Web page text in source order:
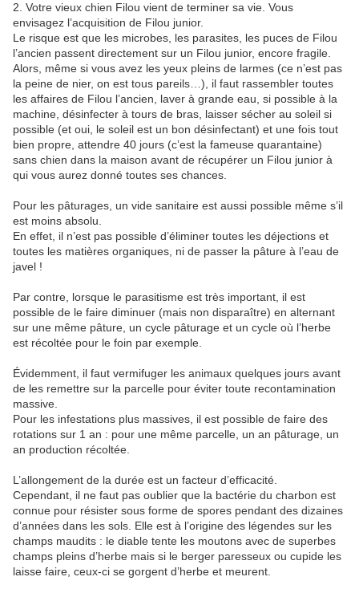
2. Votre vieux chien Filou vient de terminer sa vie. Vous
envisagez l’acquisition de Filou junior.
Le risque est que les microbes, les parasites, les puces de Filou
l’ancien passent directement sur un Filou junior, encore fragile.
Alors, même si vous avez les yeux pleins de larmes (ce n’est pas
la peine de nier, on est tous pareils…), il faut rassembler toutes
les affaires de Filou l’ancien, laver à grande eau, si possible à la
machine, désinfecter à tours de bras, laisser sécher au soleil si
possible (et oui, le soleil est un bon désinfectant) et une fois tout
bien propre, attendre 40 jours (c’est la fameuse quarantaine)
sans chien dans la maison avant de récupérer un Filou junior à
qui vous aurez donné toutes ses chances.
Pour les pâturages, un vide sanitaire est aussi possible même s’il
est moins absolu.
En effet, il n’est pas possible d’éliminer toutes les déjections et
toutes les matières organiques, ni de passer la pâture à l’eau de
javel !
Par contre, lorsque le parasitisme est très important, il est
possible de le faire diminuer (mais non disparaître) en alternant
sur une même pâture, un cycle pâturage et un cycle où l’herbe
est récoltée pour le foin par exemple.
Évidemment, il faut vermifuger les animaux quelques jours avant
de les remettre sur la parcelle pour éviter toute recontamination
massive.
Pour les infestations plus massives, il est possible de faire des
rotations sur 1 an : pour une même parcelle, un an pâturage, un
an production récoltée.
L’allongement de la durée est un facteur d’efficacité.
Cependant, il ne faut pas oublier que la bactérie du charbon est
connue pour résister sous forme de spores pendant des dizaines
d’années dans les sols. Elle est à l’origine des légendes sur les
champs maudits : le diable tente les moutons avec de superbes
champs pleins d’herbe mais si le berger paresseux ou cupide les
laisse faire, ceux-ci se gorgent d’herbe et meurent.